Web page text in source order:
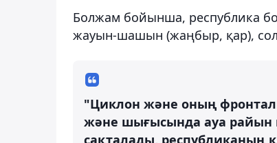
Болжам бойынша, республика
жауын-шашын (жаңбыр, қар),
"Циклон және оның
және шығысында ауа райын
сақталады, республиканың